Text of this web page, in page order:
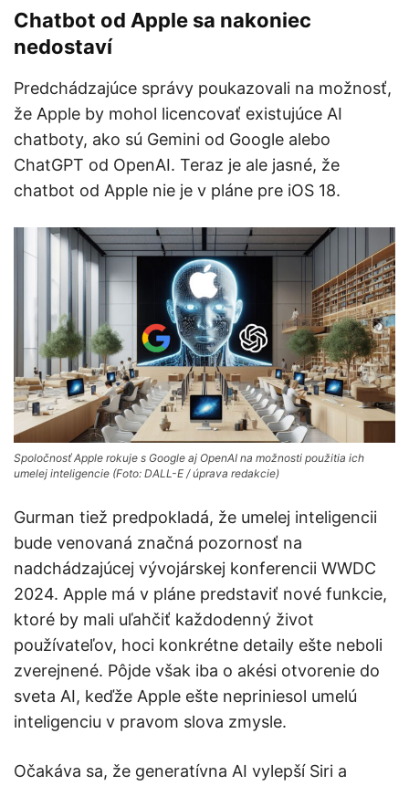
Chatbot od Apple sa nakoniec
nedostaví
Predchádzajúce správy poukazovali na možnosť,
že Apple by mohol licencovať existujúce AI
chatboty, ako sú Gemini od Google alebo
ChatGPT od OpenAI. Teraz je ale jasné, že
chatbot od Apple nie je v pláne pre iOS 18.
Spoločnosť Apple rokuje s Google aj OpenAI na možnosti použitia ich
umelej inteligencie (Foto: DALL-E / úprava redakcie)
Gurman tiež predpokladá, že umelej inteligencii
bude venovaná značná pozornosť na
nadchádzajúcej vývojárskej konferencii WWDC
2024. Apple má v pláne predstaviť nové funkcie,
ktoré by mali uľahčiť každodenný život
používateľov, hoci konkrétne detaily ešte neboli
zverejnené. Pôjde však iba o akési otvorenie do
sveta AI, keďže Apple ešte nepriniesol umelú
inteligenciu v pravom slova zmysle.
Očakáva sa, že generatívna AI vylepší Siri a